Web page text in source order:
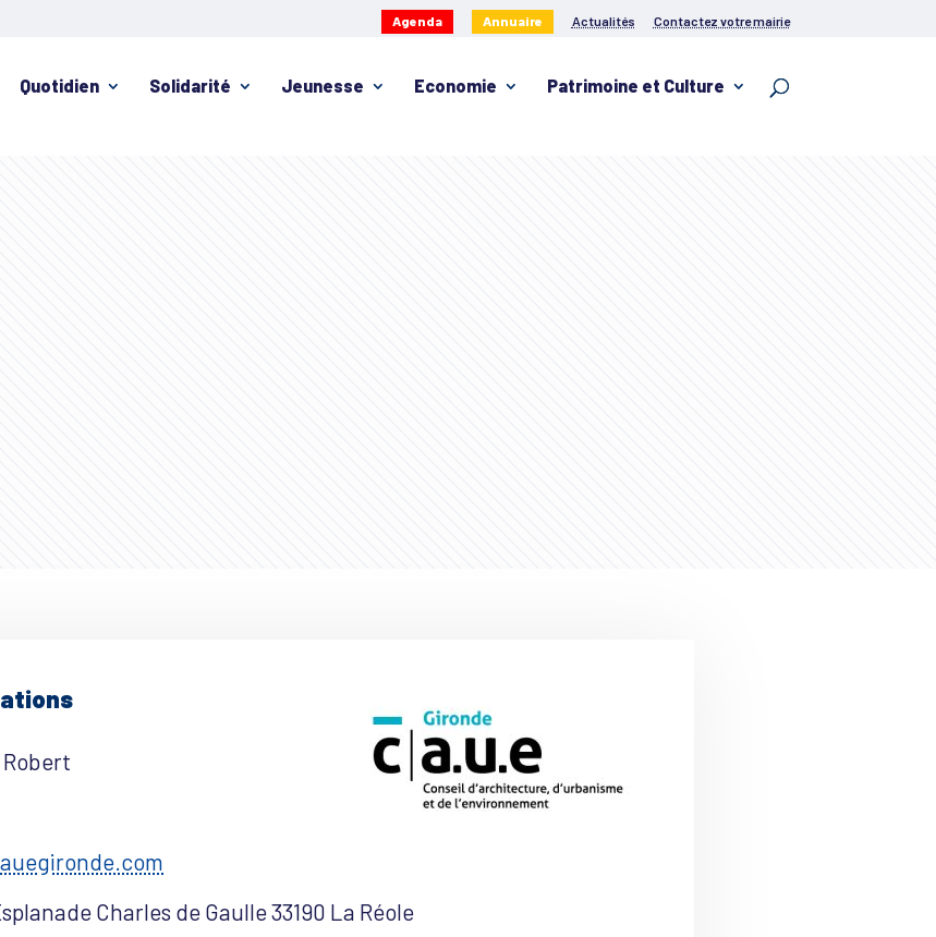
Agenda Annuaire Actualités Contactez votre mairie
Quotidien Solidarité Jeunesse Economie Patrimoine et Culture
Charles de Gaulle 33190 La Réole